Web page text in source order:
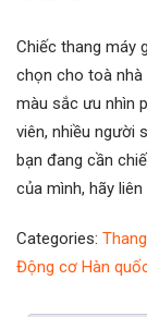
Chiếc thang máy
chọn cho toà nhà
màu sắc ưu nhìn
viên, nhiều người
bạn đang cần
của mình, hãy
Categories:
Động cơ Hàn